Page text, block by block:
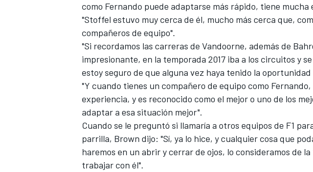
WRC
como Fernando puede adaptarse más rápido, tiene mucha
"Stoffel estuvo muy cerca de él, mucho más cerca que,
compañeros de equipo".
"Si recordamos las carreras de Vandoorne, además de
impresionante, en la temporada 2017 iba a los circuitos y
estoy seguro de que alguna vez haya tenido la
"Y cuando tienes un compañero de equipo como
experiencia, y es reconocido como el mejor o uno de los
adaptar a esa situación mejor".
Cuando se le preguntó si llamaría a otros equipos de F1
parrilla, Brown dijo: "Sí, ya lo hice, y cualquier cosa que
haremos en un abrir y cerrar de ojos, lo consideramos de
trabajar con él".